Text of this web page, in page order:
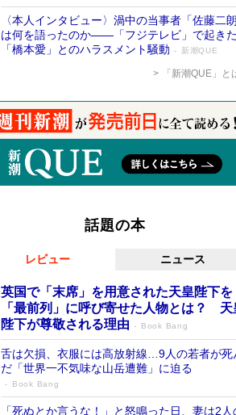
〈本人インタビュー〉渦中の当事者「佐藤二朗
は何を語ったのか――「フジテレビ」で起きた
「橋本愛」とのハラスメント騒動
新潮QUE
「新潮QUE」と
話題の本
レビュー ニュース
英国で「末席」を用意された天皇陛下を
「最前列」に呼び寄せた人物とは？ 天
陛下が尊敬される理由
Book Bang
舌は欠損、衣服には高放射線…9人の若者が死
だ「世界一不気味な山岳遭難」に迫る
Book Bang
「死ぬとか言うな！」と怒鳴った日、妻は2人